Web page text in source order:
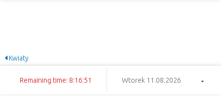
Kwiaty
Remaining time: 8:16:51 Wtorek 11.08.2026